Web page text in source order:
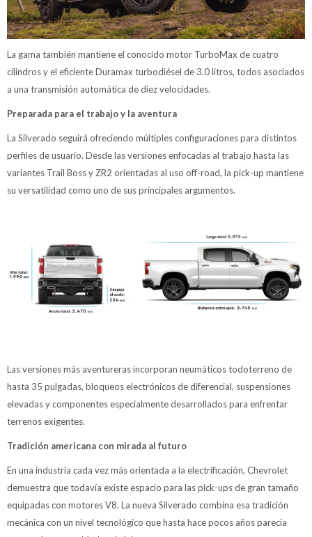
La gama también mantiene el conocido motor TurboMax de cuatro
cilindros y el eficiente Duramax turbodiésel de 3.0 litros, todos asociados
a una transmisión automática de diez velocidades.
Preparada para el trabajo y la aventura
La Silverado seguirá ofreciendo múltiples configuraciones para distintos
perfiles de usuario. Desde las versiones enfocadas al trabajo hasta las
variantes Trail Boss y ZR2 orientadas al uso off-road, la pick-up mantiene
su versatilidad como uno de sus principales argumentos.
Las versiones más aventureras incorporan neumáticos todoterreno de
hasta 35 pulgadas, bloqueos electrónicos de diferencial, suspensiones
elevadas y componentes especialmente desarrollados para enfrentar
terrenos exigentes.
Tradición americana con mirada al futuro
En una industria cada vez más orientada a la electrificación, Chevrolet
demuestra que todavía existe espacio para las pick-ups de gran tamaño
equipadas con motores V8. La nueva Silverado combina esa tradición
mecánica con un nivel tecnológico que hasta hace pocos años parecía